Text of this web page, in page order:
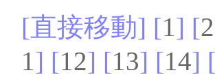
[直接移動] [1] [2
1] [12] [13] [14]